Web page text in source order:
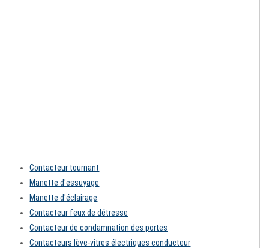
Contacteur tournant
Manette d'essuyage
Manette d'éclairage
Contacteur feux de détresse
Contacteur de condamnation des portes
Contacteurs lève-vitres électriques conducteur